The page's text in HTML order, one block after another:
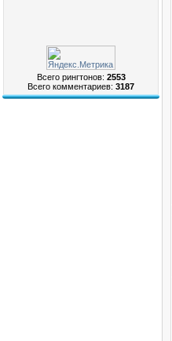
Всего рингтонов: 2553
Всего комментариев: 3187